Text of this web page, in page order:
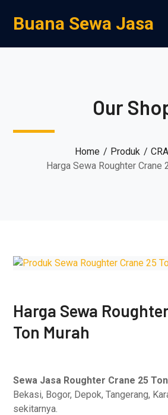
Buana Sewa Jasa
Our
Home Produk
Harga Sewa Roughter Crane
Harga Sewa
Ton Murah
Sewa Jasa Roughter Crane 25 Ton
Bekasi, Bogor, Depok, Tangerang,
sekitarnya.